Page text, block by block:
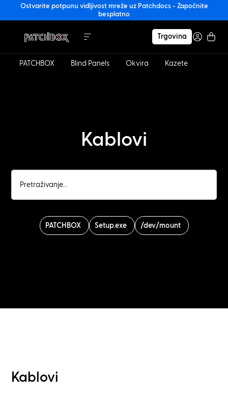
Ostvarite potpunu vidljivost mreže uz Patchdocs - Započnite
besplatno
Trgovina
PATCHBOX Blind Panels Okvira Kazete
Kablovi
PATCHBOX Setup.exe /dev/mount
Kablovi